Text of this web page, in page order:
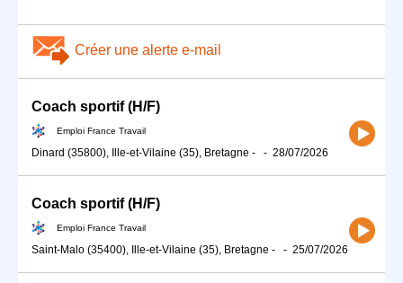
Créer une alerte e-mail
Coach sportif (H/F)
Emploi France Travail
Dinard (35800), Ille-et-Vilaine (35), Bretagne - - 28/07/2026
Coach sportif (H/F)
Emploi France Travail
Saint-Malo (35400), Ille-et-Vilaine (35), Bretagne - - 25/07/2026